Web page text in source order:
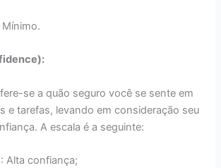
se a quão seguro você se sente em
e tarefas, levando em consideração seu
A escala é a seguinte:
Alta confiança;